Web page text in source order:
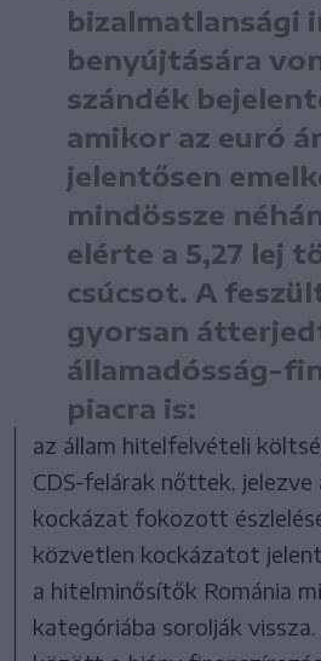
bizalmatlansági
benyújtására
szándék
amikor az euró
jelentősen
mindössze
elérte a 5,27 lej
csúcsot. A
gyorsan
államadósság-
piacra is:
az állam hitelfelvételi
CDS-felárak nőttek, jelezve
kockázat fokozott
közvetlen kockázatot
a hitelminősítők Románia
kategóriába sorolják